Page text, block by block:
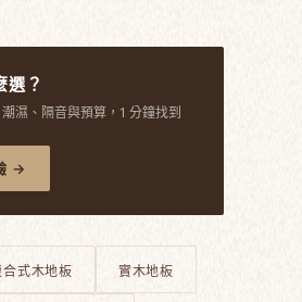
選？
濕、隔音與預算，1 分鐘找到
→
合式木地板 實木地板